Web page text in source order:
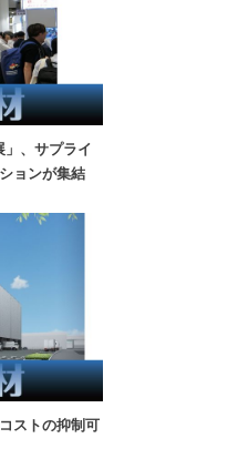
」、サプライ
ョンが集結
ストの抑制可